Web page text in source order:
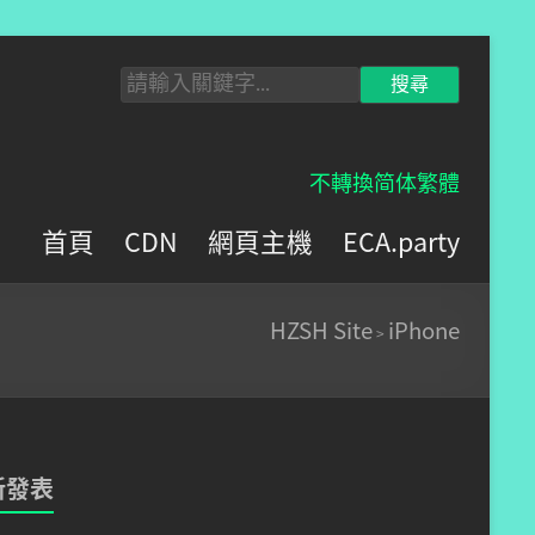
不轉換简体繁體
首頁 CDN 網頁主機 ECA.party
HZSH Site> iPhone
表